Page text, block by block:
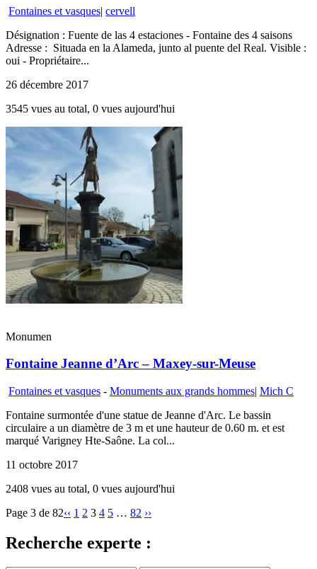
Fontaines et vasques| cervell
Désignation : Fuente de las 4 estaciones - Fontaine des 4 saisons
Adresse : Situada en la Alameda, junto al puente del Real. Visible :
oui - Propriétaire...
26 décembre 2017
3545 vues au total, 0 vues aujourd'hui
Monumen
Fontaine Jeanne d’Arc – Maxey-sur-Meuse
Fontaines et vasques - Monuments aux grands hommes| Mich C
Fontaine surmontée d'une statue de Jeanne d'Arc. Le bassin
circulaire a un diamètre de 3 m et une hauteur de 0.60 m. et est
marqué Varigney Hte-Saône. La col...
11 octobre 2017
2408 vues au total, 0 vues aujourd'hui
Page 3 de 82‹‹ 1 2 3 4 5 … 82 ››
Recherche experte :